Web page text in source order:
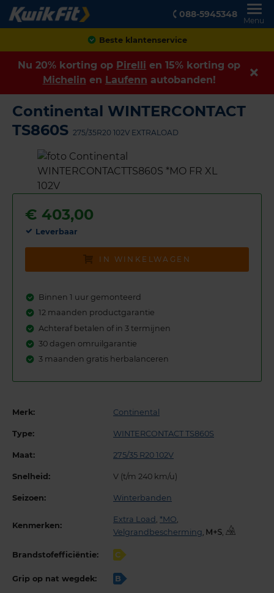
088-5945348
Menu
Achteraf betalen
Nu 20% korting op Pirelli en 15% korting op
Michelin en Laufenn autobanden!
Continental WINTERCONTACT
TS860S 275/35R20 102V EXTRALOAD
€ 403,00
Leverbaar
IN WINKELWAGEN
Binnen 1 uur gemonteerd
12 maanden productgarantie
Achteraf betalen of in 3 termijnen
30 dagen omruilgarantie
3 maanden gratis herbalanceren
Merk: Continental
Type: WINTERCONTACT TS860S
Maat: 275/35 R20 102V
Snelheid: V (t/m 240 km/u)
Seizoen: Winterbanden
Kenmerken:
Extra Load *MO
Velgrandbescherming
,
Brandstofefficiëntie: C
Grip op nat wegdek: B